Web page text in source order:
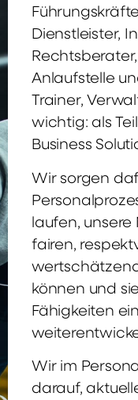
Dienstleister,
Anlaufstelle
Trainer,
wichtig: als
Business
Wir sorgen
laufen,
fairen,
können und
Fähigkeiten
Wir im
darauf,